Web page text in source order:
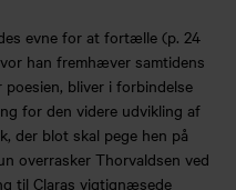
evne for at fortælle (p. 24
han fremhæver samtidens
bliver i forbindelse
for den videre udvikling af
der blot skal pege hen på
overrasker Thorvaldsen ved
til Claras vigtignæsede